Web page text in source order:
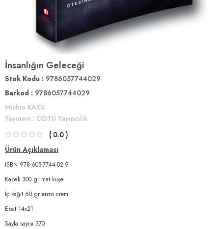
İnsanlığın Geleceği
Stok Kodu
9786057744029
Barkod : 9786057744029
Michio KAKU
Yayınevi : ODTÜ Yayıncılık
0.0
Ürün Açıklaması
ISBN 978-605-7744-02-9
Kapak 300 gr mat kuşe
Iç kağıt 60 gr enzo crem
Ebat 14x21
Sayfa sayısı 370